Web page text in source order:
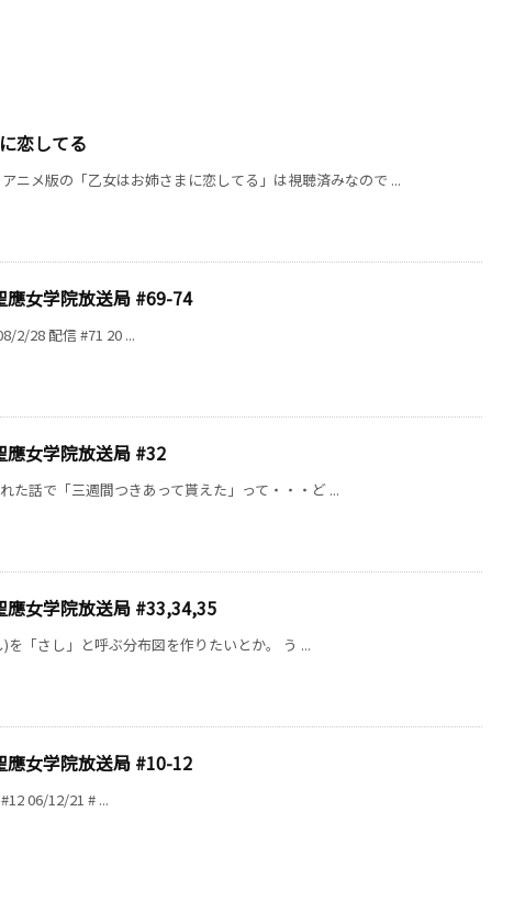
恋してる
ニメ版の「乙女はお姉さまに恋してる」は視聴済みなので ...
女学院放送局 #69-74
2/28 配信 #71 20 ...
女学院放送局 #32
た話で「三週間つきあって貰えた」って・・・ど ...
女学院放送局 #33,34,35
を「さし」と呼ぶ分布図を作りたいとか。 う ...
女学院放送局 #10-12
06/12/21 # ...